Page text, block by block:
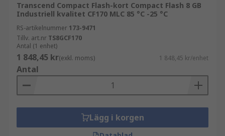
Transcend Compact Flash-kort Compact Flash 8 GB
Industriell kvalitet CF170 MLC 85 °C -25 °C
RS-artikelnummer 173-9471
Tillv. art.nr TS8GCF170
Antal (1 enhet)
1 848,45 kr(exkl. moms) 1 848,45 kr/enhet
Antal
Lägg i korgen